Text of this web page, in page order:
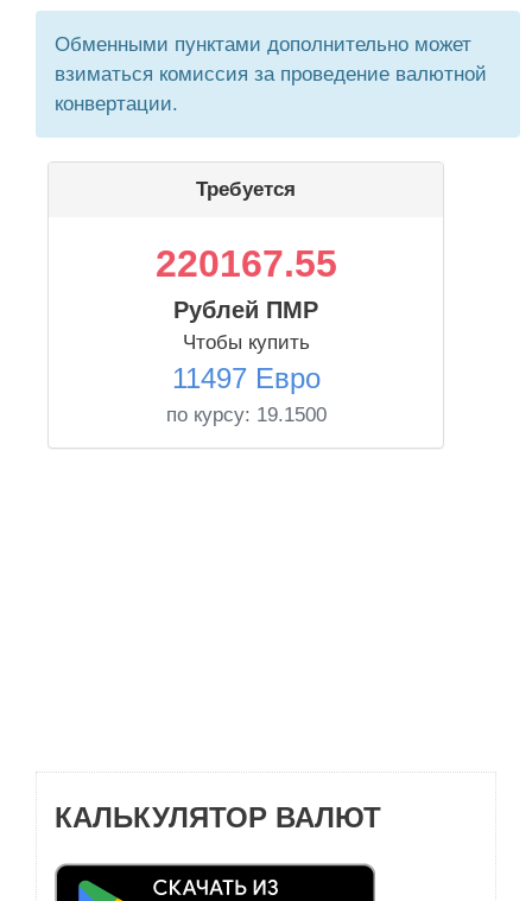
Обменными пунктами дополнительно может
взиматься комиссия за проведение валютной
конвертации.
Требуется
220167.55
Рублей ПМР
Чтобы купить
11497 Евро
по курсу: 19.1500
КАЛЬКУЛЯТОР ВАЛЮТ